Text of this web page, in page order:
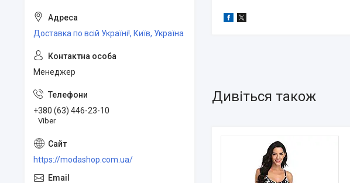
Доставка по всій Україні!, Київ, Україна
Менеджер
+380 (63) 446-23-10
Viber
https://modashop.com.ua/